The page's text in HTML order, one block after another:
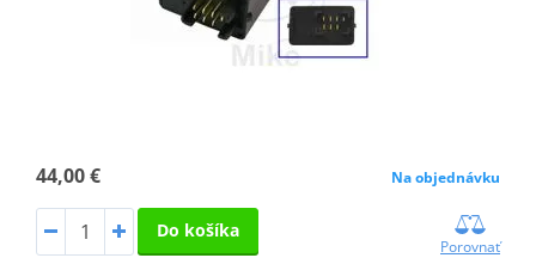
44,00 € Na objednávku
Do košíka
Porovnať